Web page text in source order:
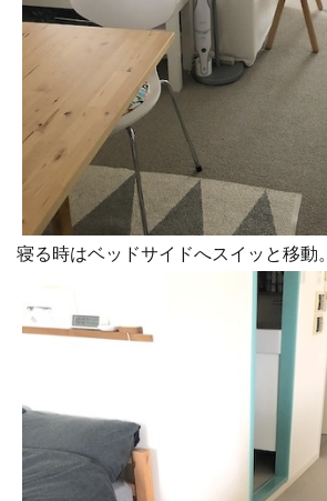
寝る時はベッドサイドへスイッと移動。